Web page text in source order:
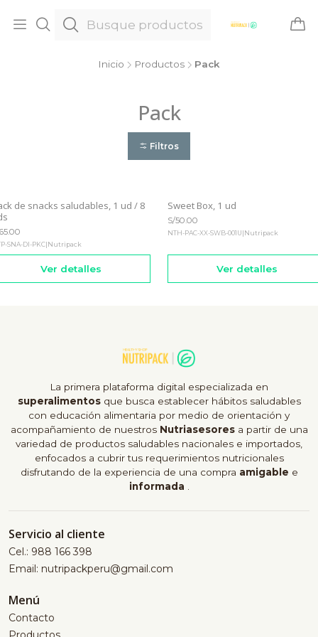
Inicio Productos Pack
Pack
Filtros
de snacks saludables, 1 ud / 8
SNA-DI-PKC|Nutripack
Ver detalles
Agotado
Sweet Box, 1 ud
S/50.00
NTH-PAC-XX-SWB-001U|Nutripack
Ver detalles
La primera plataforma digital especializada en
superalimentosque busca establecer hábitos saludables
con educación alimentaria por medio de orientación y
acompañamiento de nuestros Nutriasesores a partir de una
variedad de productos saludables nacionales e importados,
enfocados a cubrir tus requerimientos nutricionales
disfrutando de la experiencia de una compra amigable e
informada
Servicio al cliente
Cel.: 988 166 398
Email: nutripackperu@gmail.com
Menú
Contacto